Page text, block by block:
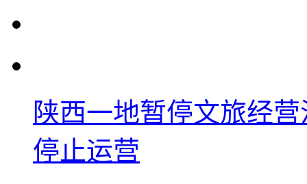
陕西一地暂停文旅经
停止运营